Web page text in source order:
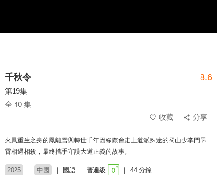
千秋令 8.6
第19集
全 40 集
收藏
分享
火鳳重生之身的鳳離雪與轉世千年因緣際會走上道派殊途的蜀山少掌門墨
霄相遇相殺，最終攜手守護大道正義的故事。
2025 中國 國語 普遍級 44 分鐘